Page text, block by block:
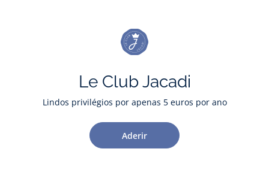
Le Club Jacadi
Lindos privilégios por apenas 5 euros por ano
Aderir